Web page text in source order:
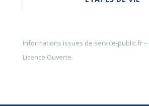
Informations issues de service-public.fr–
Licence Ouverte.